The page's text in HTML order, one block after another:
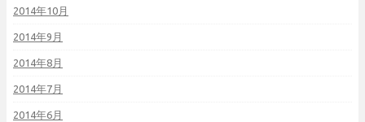
2014年10月
2014年9月
2014年8月
2014年7月
2014年6月